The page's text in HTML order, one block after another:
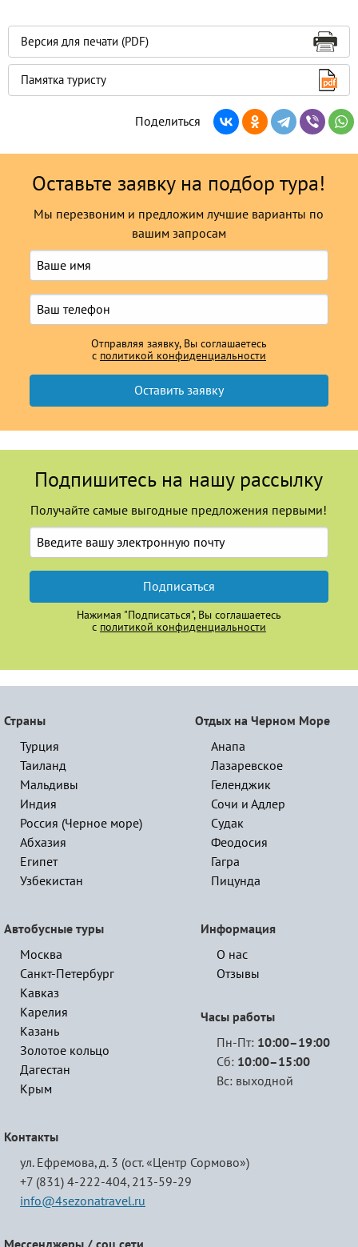
Версия для печати (PDF)
Памятка туристу
Поделиться
Оставьте заявку на подбор тура!
Мы перезвоним и предложим лучшие варианты по
вашим запросам
Отправляя заявку, Вы соглашаетесь
с политикой конфиденциальности
Подпишитесь на нашу рассылку
Получайте самые выгодные предложения первыми!
Подписаться
Нажимая "Подписаться", Вы соглашаетесь
с политикой конфиденциальности
Страны
Турция
Таиланд
Мальдивы
Индия
Россия (Черное море)
Абхазия
Египет
Узбекистан
Отдых на Черном Море
Анапа
Лазаревское
Геленджик
Сочи и Адлер
Судак
Феодосия
Гагра
Пицунда
Автобусные туры
Москва
Санкт-Петербург
Кавказ
Карелия
Казань
Золотое кольцо
Дагестан
Крым
Информация
О нас
Отзывы
Часы работы
Пн-Пт: 10:00–19:00
Сб: 10:00–15:00
Вс: выходной
Контакты
ул. Ефремова, д. 3 (ост. «Центр Сормово»)
+7 (831) 4-222-404, 213-59-29
info@4sezonatravel.ru